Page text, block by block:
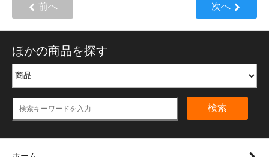
前へ 次へ
ほかの商品を探す
検索